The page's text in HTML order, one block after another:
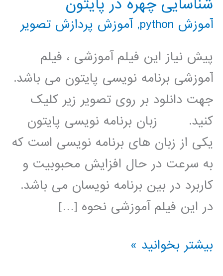
شناسایی چهره در پایتون
آموزش python ,آموزش پردازش تصویر
پیش نیاز این فیلم آموزشی ، فیلم
آموزشی برنامه نویسی پایتون می باشد.
جهت دانلود بر روی تصویر زیر کلیک
کنید. زبان برنامه نویسی پایتون
یکی از زبان های برنامه نویسی است که
به سرعت در حال افزایش محبوبیت و
کاربرد در بین برنامه نویسان می باشد.
در این فیلم آموزشی نحوه […]
شناسایی
بیشتر بخوانید »